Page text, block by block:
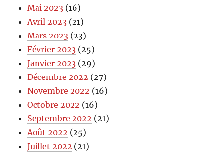
Mai 2023 (16)
Avril 2023 (21)
Mars 2023 (23)
Février 2023 (25)
Janvier 2023 (29)
Décembre 2022 (27)
Novembre 2022 (16)
Octobre 2022 (16)
Septembre 2022 (21)
Août 2022 (25)
Juillet 2022 (21)